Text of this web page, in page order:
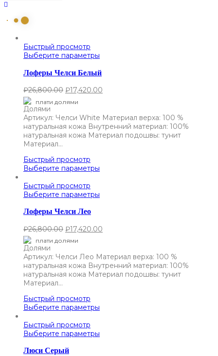
Быстрый просмотр
Выберите параметры
Лоферы Челси Белый
₽26,800.00 ₽17,420.00
плати долями
Артикул: Челси White Материал верха: 100 %
натуральная кожа Внутренний материал: 100%
натуральная кожа Материал подошвы: тунит
Материал…
Быстрый просмотр
Выберите параметры
Быстрый просмотр
Выберите параметры
Лоферы Челси Лео
₽26,800.00 ₽17,420.00
плати долями
Артикул: Челси Лео Материал верха: 100 %
натуральная кожа Внутренний материал: 100%
натуральная кожа Материал подошвы: тунит
Материал…
Быстрый просмотр
Выберите параметры
Быстрый просмотр
Выберите параметры
Люси Серый